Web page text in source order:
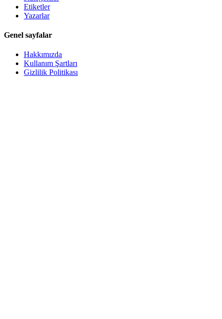
Etiketler
Yazarlar
Genel sayfalar
Hakkımızda
Kullanım Şartları
Gizlilik Politikası